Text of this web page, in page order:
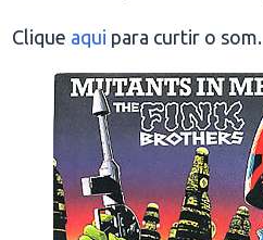
Clique aqui para curtir o som.